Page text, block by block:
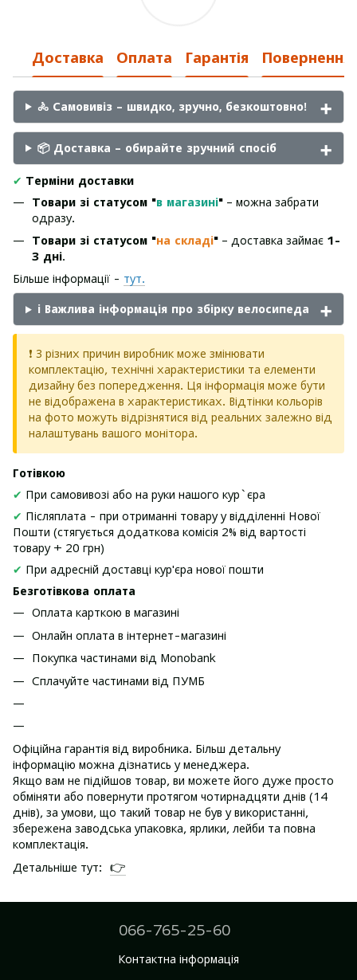
Доставка Оплата Гарантія Повернення
🚴 Самовивіз – швидко, зручно, безкоштовно!
📦 Доставка – обирайте зручний спосіб
✔ Терміни доставки
Товари зі статусом "в магазині" – можна забрати
одразу.
Товари зі статусом "на складі" – доставка займає 1-
3 дні.
Більше інформації - тут.
ℹ️ Важлива інформація про збірку велосипеда
❗ З різних причин виробник може змінювати
комплектацію, технічні характеристики та елементи
дизайну без попередження. Ця інформація може бути
не відображена в характеристиках. Відтінки кольорів
на фото можуть відрізнятися від реальних залежно від
налаштувань вашого монітора.
Готівкою
✔ При самовивозі або на руки нашого кур`єра
✔ Післяплата - при отриманні товару у відділенні Нової
Пошти (стягується додаткова комісія 2% від вартості
товару + 20 грн)
✔ При адресній доставці кур'єра нової пошти
Безготівкова оплата
Оплата карткою в магазині
Онлайн оплата в інтернет-магазині
Покупка частинами від Monobank
Сплачуйте частинами від ПУМБ
Офіційна гарантія від виробника. Більш детальну
інформацію можна дізнатись у менеджера.
Якщо вам не підійшов товар, ви можете його дуже просто
обміняти або повернути протягом чотирнадцяти днів (14
днів), за умови, що такий товар не був у використанні,
збережена заводська упаковка, ярлики, лейби та повна
комплектація.
Детальніше тут:
👉
066-765-25-60
Контактна інформація